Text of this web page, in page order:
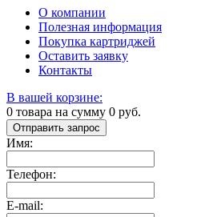
О компании
Полезная информация
Покупка картриджей
Оставить заявку
Контакты
В вашей корзине:
0 товара на сумму 0 руб.
Отправить запрос
Имя:
Телефон:
E-mail: